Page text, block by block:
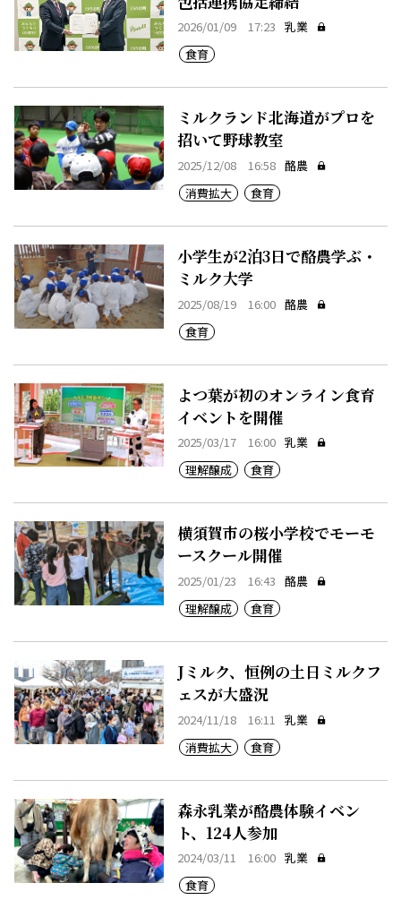
2026/01/09 17:23 乳業
食育
ミルクランド北海道がプロを
招いて野球教室
2025/12/08 16:58 酪農
消費拡大
食育
小学生が2泊3日で酪農学ぶ・
ミルク大学
2025/08/19 16:00 酪農
食育
よつ葉が初のオンライン食育
イベントを開催
2025/03/17 16:00 乳業
理解醸成
食育
横須賀市の桜小学校でモーモ
ースクール開催
2025/01/23 16:43 酪農
理解醸成
食育
Jミルク、恒例の土日ミルクフ
ェスが大盛況
2024/11/18 16:11
乳業
消費拡大
食育
森永乳業が酪農体験イベン
ト、124人参加
2024/03/11 16:00 乳業
食育